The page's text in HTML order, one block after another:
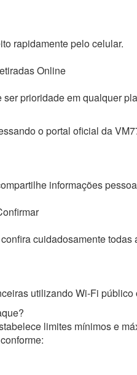
rapidamente pelo celular.
Online
prioridade em qualquer
o portal oficial da
informações
cuidadosamente
utilizando Wi-Fi
limites mínimos e